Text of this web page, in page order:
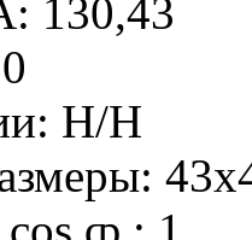
: 130,43
: H/H
:
ȹ : 1